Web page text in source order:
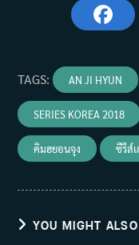
TAGS: AN JI HYUN
SERIES KOREA 2018
คิมฮยอนจุง ซีรีส์
YOU MIGHT